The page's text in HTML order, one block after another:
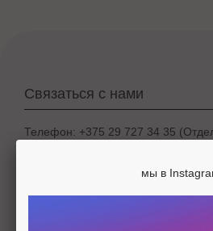
Связаться с нами
Телефон: +375 29 727 34 35
Телефон: +375 162 53 63 81
мы в